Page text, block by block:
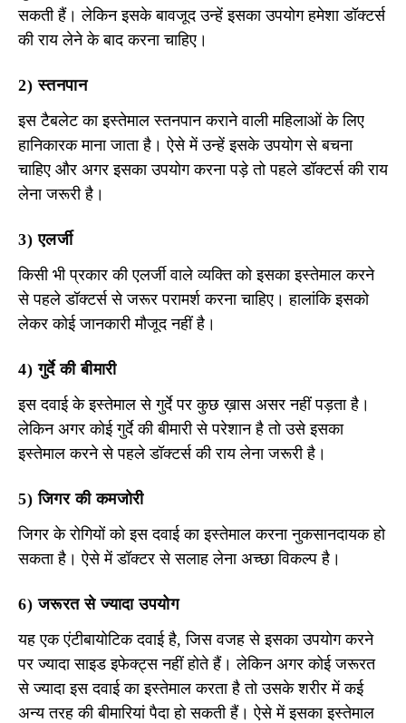
सकती हैं। लेकिन इसके बावजूद उन्हें इसका उपयोग हमेशा डॉक्टर्स
की राय लेने के बाद करना चाहिए।
2) स्तनपान
इस टैबलेट का इस्तेमाल स्तनपान कराने वाली महिलाओं के लिए
हानिकारक माना जाता है। ऐसे में उन्हें इसके उपयोग से बचना
चाहिए और अगर इसका उपयोग करना पड़े तो पहले डॉक्टर्स की राय
लेना जरूरी है।
3) एलर्जी
किसी भी प्रकार की एलर्जी वाले व्यक्ति को इसका इस्तेमाल करने
से पहले डॉक्टर्स से जरूर परामर्श करना चाहिए। हालांकि इसको
लेकर कोई जानकारी मौजूद नहीं है।
4) गुर्दे की बीमारी
इस दवाई के इस्तेमाल से गुर्दे पर कुछ ख़ास असर नहीं पड़ता है।
लेकिन अगर कोई गुर्दे की बीमारी से परेशान है तो उसे इसका
इस्तेमाल करने से पहले डॉक्टर्स की राय लेना जरूरी है।
5) जिगर की कमजोरी
जिगर के रोगियों को इस दवाई का इस्तेमाल करना नुकसानदायक हो
सकता है। ऐसे में डॉक्टर से सलाह लेना अच्छा विकल्प है।
6) जरूरत से ज्यादा उपयोग
यह एक एंटीबायोटिक दवाई है, जिस वजह से इसका उपयोग करने
पर ज्यादा साइड इफेक्ट्स नहीं होते हैं। लेकिन अगर कोई जरूरत
से ज्यादा इस दवाई का इस्तेमाल करता है तो उसके शरीर में कई
अन्य तरह की बीमारियां पैदा हो सकती हैं। ऐसे में इसका इस्तेमाल